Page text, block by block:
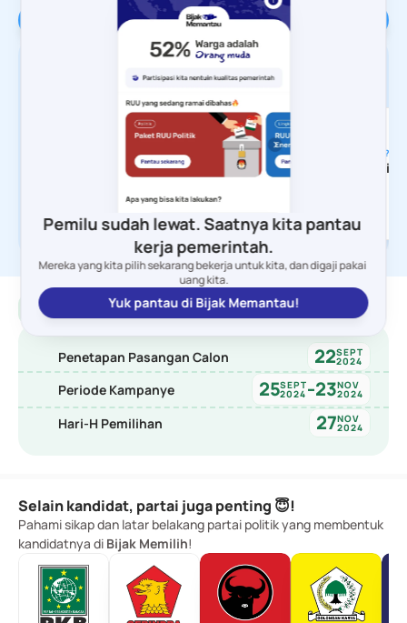
Selain kandidat, partai juga penting 😇!
Pahami sikap dan latar belakang partai politik yang membentuk
kandidatnya di Bijak Memilih!
Kontribusi sekarang!
Udah ada 2 acara yang terjadwal.
Mau juga di daerahmu? 👇
Pelajari Festival Pilkada
SABTU, 2 NOVEMBER JUMAT, 8 NOVEMBER
Jayapura
???
Penetapan Pasangan Calon SEPT
2024
22
Hari-H Pemilihan NOV
2024
27
Periode Kampanye SEPT
2024
25 NOV
2024
23
-
Jadwal Pilkada 2024
Pemilu sudah lewat. Saatnya kita pantau
kerja pemerintah.
Mereka yang kita pilih sekarang bekerja untuk kita, dan digaji pakai
uang kita.
Yuk pantau di Bijak Memantau!